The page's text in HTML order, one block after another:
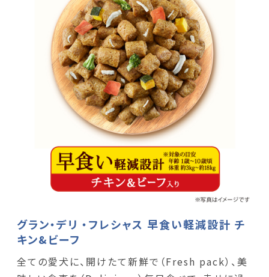
グラン・デリ ・フレシャス 早食い軽減設計 チ
キン&ビーフ
全ての愛犬に、開けたて新鮮で（Fresh pack）、美